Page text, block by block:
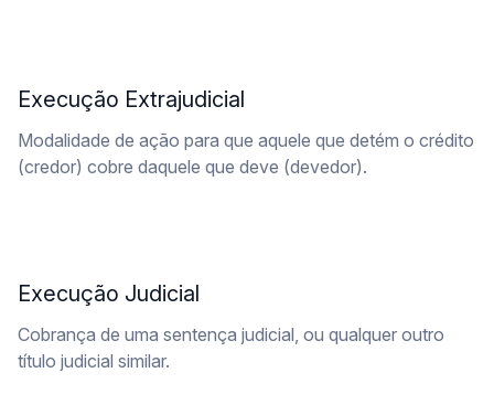
Execução Extrajudicial
Modalidade de ação para que aquele que detém o crédito
(credor) cobre daquele que deve (devedor).
Execução Judicial
Cobrança de uma sentença judicial, ou qualquer outro
título judicial similar.